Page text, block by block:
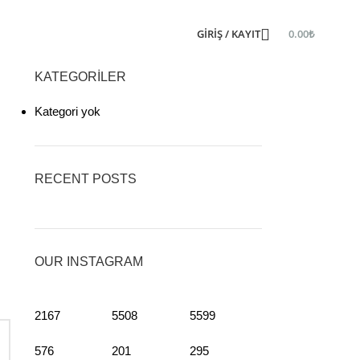
GIRIŞ / KAYIT 0.00₺
KATEGORILER
Kategori yok
RECENT POSTS
OUR INSTAGRAM
2167
576
5508
201
5599
295